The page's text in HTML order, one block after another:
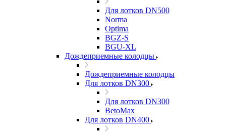
Для лотков DN500
Norma
Optima
BGZ-S
BGU-XL
Дождеприемные колодцы
Дождеприемные колодцы
Для лотков DN300
Для лотков DN300
BetoMax
Для лотков DN400